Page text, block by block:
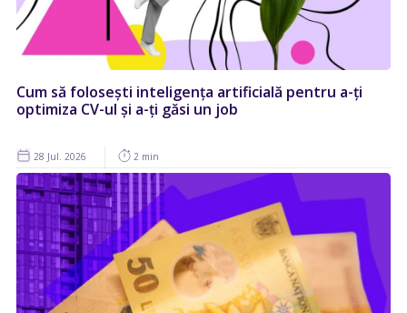
Cum să folosești inteligența artificială pentru a-ți
optimiza CV-ul și a-ți găsi un job
28 Jul. 2026 2 min